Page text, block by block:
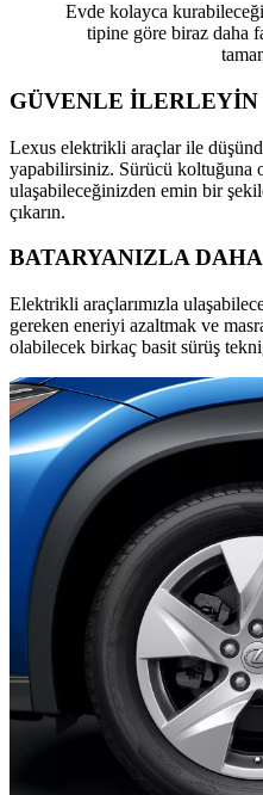
Evde kolayca
tipine göre biraz daha
GÜVENLE İLERLEYİN
Lexus elektrikli araçlar ile
yapabilirsiniz. Sürücü koltuğuna
ulaşabileceğinizden emin bir
çıkarın.
BATARYANIZLA
Elektrikli araçlarımızla
gereken eneriyi azaltmak ve
olabilecek birkaç basit sürüş